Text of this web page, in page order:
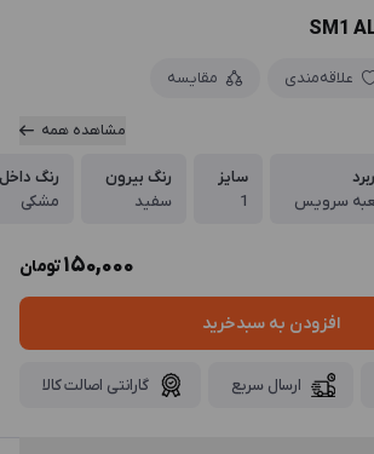
علاقه‌مندی مقایسه
مشاهده همه
سرویس
سایز
1
رنگ بیرون
سفید
رنگ داخل
مشکی
150,000تومان
افزودن به سبدخرید
ارسال سریع گارانتی اصالت کالا